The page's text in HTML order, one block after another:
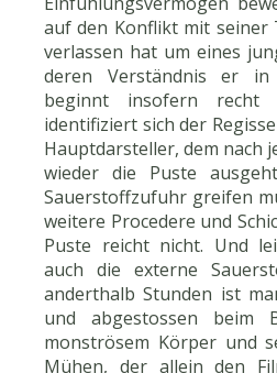
auf den Konflikt mit seiner
verlassen hat um eines
deren Verständnis er in
beginnt insofern recht
identifiziert sich der
Hauptdarsteller, dem nach
wieder die Puste
Sauerstoffzufuhr greifen
weitere Procedere und
Puste reicht nicht. Und
auch die externe
anderthalb Stunden ist
und abgestossen beim
monströsem Körper und
Mühen, der allein den